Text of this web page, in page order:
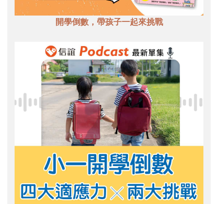
開學倒數，帶孩子一起來挑戰